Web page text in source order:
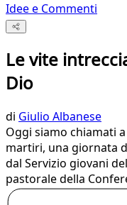
Idee e Commenti
Le vite
Dio
di Giulio Albanese
Oggi siamo chiamati
martiri, una giornata
dal Servizio giovani
pastorale della